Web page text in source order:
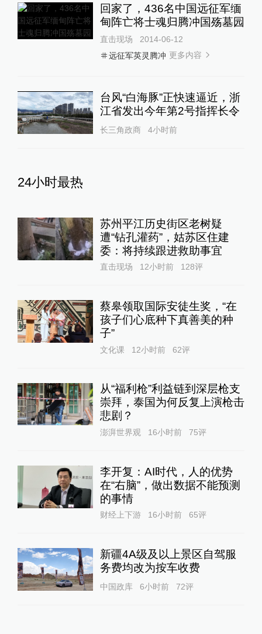
回家了，436名中国远征军缅
甸阵亡将士魂归腾冲国殇墓园
直击现场
2014-06-12
远征军英灵腾冲 更多内容
台风“白海豚”正快速逼近，浙
江省发出今年第2号指挥长令
长三角政商 4小时前
24小时最热
苏州平江历史街区老树疑
遭“钻孔灌药”，姑苏区住建
委：将持续跟进救助事宜
直击现场 12小时前 128评
蔡皋领取国际安徒生奖，“在
孩子们心底种下真善美的种
子”
文化课 12小时前 62评
从“福利枪”利益链到深层枪支
崇拜，泰国为何反复上演枪击
悲剧？
澎湃世界观 16小时前 75评
李开复：AI时代，人的优势
在“右脑”，做出数据不能预测
的事情
财经上下游 16小时前 65评
新疆4A级及以上景区自驾服
务费均改为按车收费
中国政库 6小时前 72评